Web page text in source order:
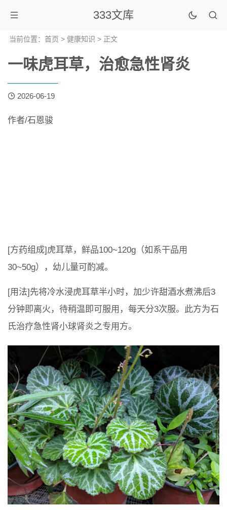
333文库
当前位置： 首页 > 健康知识 > 正文
一味虎耳草，治愈急性肾炎
2026-06-19
作者/石恩骏
[方药组成]虎耳草，鲜品100~120g（如系干品用
30~50g），幼儿量可酌减。
[用法]先将冷水浸虎耳草半小时，加少许甜酒水煮沸后3
分钟即离火，待稍温即可服用，每天分3次服。此方为石
氏治疗急性肾小球肾炎之专用方。